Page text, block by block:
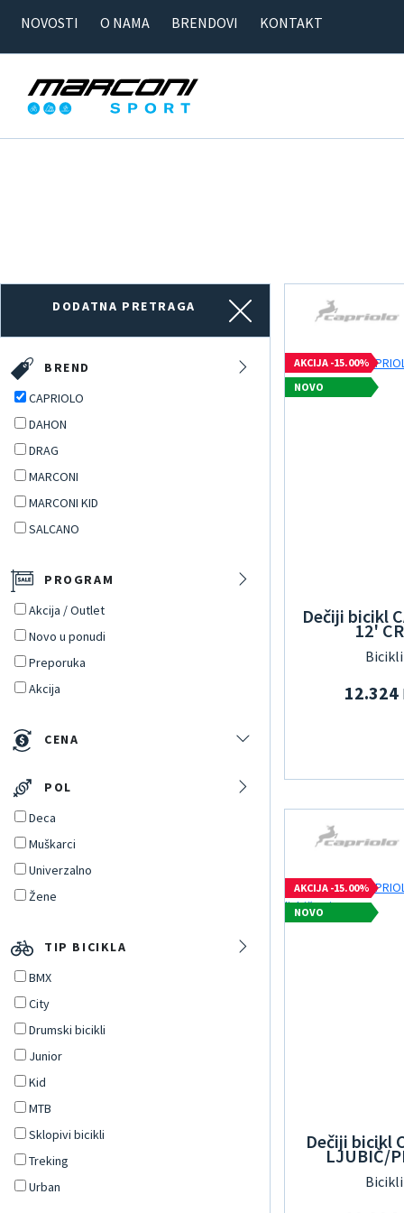
NOVOSTI O NAMA BRENDOVI KONTAKT
DODATNA PRETRAGA
BREND
CAPRIOLO
DAHON
DRAG
MARCONI
MARCONI KID
SALCANO
PROGRAM
Akcija / Outlet
Novo u ponudi
Preporuka
Akcija
CENA
POL
Deca
Muškarci
Univerzalno
Žene
TIP BICIKLA
BMX
City
Drumski bicikli
Junior
Kid
MTB
Sklopivi bicikli
Treking
Urban
AKCIJA -15.00%
NOVO
Dečiji bicikl
12'
12.324
AKCIJA -15.00%
NOVO
Dečiji bicikl
LJUBIČ/